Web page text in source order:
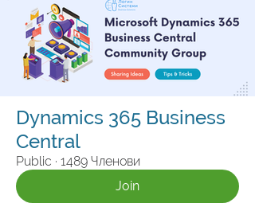
Dynamics 365 Business
Central
Public · 1489 Членови
Join